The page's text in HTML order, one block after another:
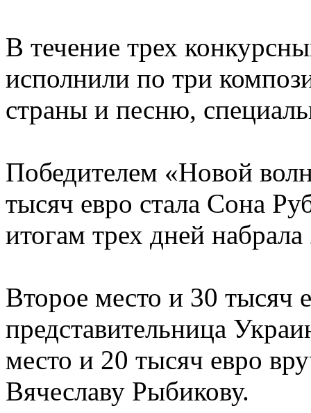
В течение трех
исполнили по три
страны и песню,
Победителем «Новой
тысяч евро стала Сона
итогам трех дней
Второе место и 30 тысяч
представительница
место и 20 тысяч евро
Вячеславу Рыбикову.